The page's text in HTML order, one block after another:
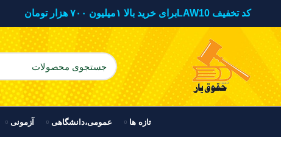
کد تخفیف LAW10برای خرید بالا ۱میلیون ۷۰۰ هزار تومان
تازه ها عمومی،دانشگاهی آزمونی